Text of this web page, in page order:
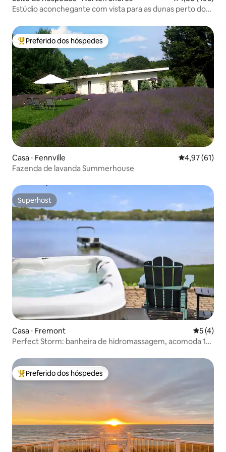
Estúdio aconchegante com vista para as dunas perto do
Entre os melhores preferidos dos hóspedes
Preferido dos hóspedes
Casa ⋅ Fennville 4,97 de uma
4,97 (61)
Fazenda de lavanda Summerhouse
Superhost
Superhost
Casa ⋅ Fremont 5 de
5 (4)
Perfect Storm: banheira de hidromassagem, acomoda 10
Entre os melhores preferidos dos hóspedes
Preferido dos hóspedes